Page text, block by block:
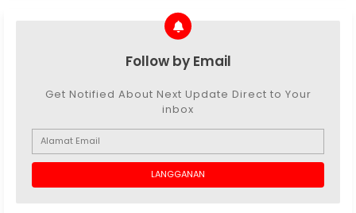
Follow by Email
Get Notified About Next Update Direct to Your
inbox